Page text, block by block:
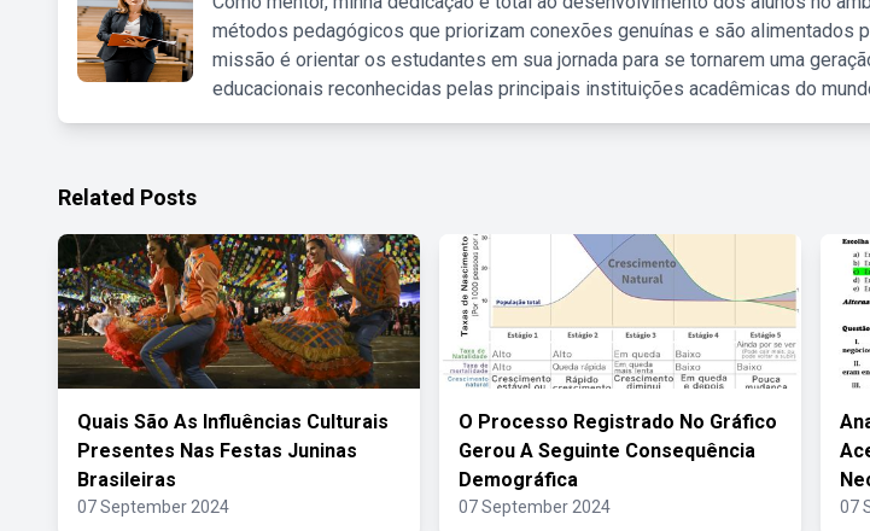
métodos pedagógicos que priorizam conexões genuínas e são alimentados
missão é orientar os estudantes em sua jornada para se tornarem uma
educacionais reconhecidas pelas principais instituições acadêmicas do
Related Posts
Quais São As Influências Culturais
Presentes Nas Festas Juninas
Brasileiras
07 September 2024
O Processo Registrado No Gráfico
Gerou A Seguinte Consequência
Demográfica
07 September 2024 07